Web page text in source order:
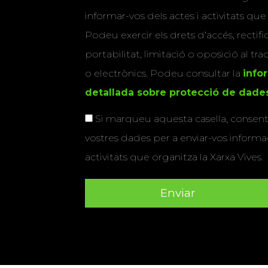
informar-vos dels actes i activitats que
Podeu exercir els drets d’accés,
portabilitat, limitació o oposició al
o electrònics. Podeu consultar la
detallada sobre protecció de
Si marqueu aquesta casella,
vostres dades per a enviar-vos
activitats que organitza la Xarxa Vives.